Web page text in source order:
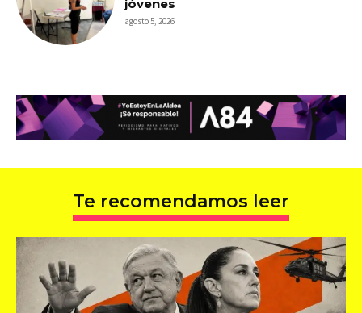
jóvenes
agosto 5, 2026
Te recomendamos leer